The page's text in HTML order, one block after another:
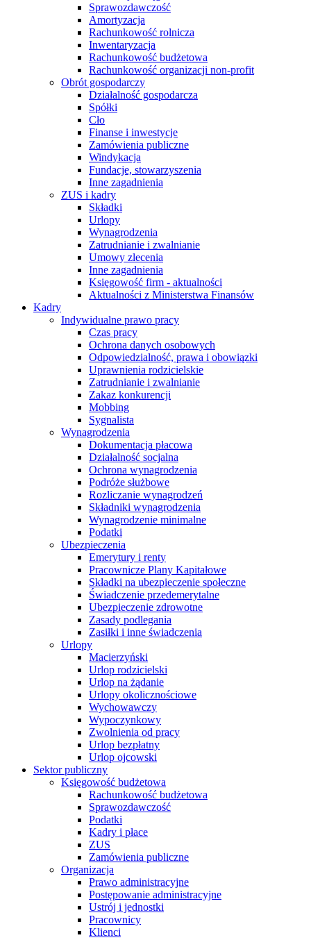
Sprawozdawczość
Amortyzacja
Rachunkowość rolnicza
Inwentaryzacja
Rachunkowość budżetowa
Rachunkowość organizacji non-profit
Obrót gospodarczy
Działalność gospodarcza
Spółki
Cło
Finanse i inwestycje
Zamówienia publiczne
Windykacja
Fundacje, stowarzyszenia
Inne zagadnienia
ZUS i kadry
Składki
Urlopy
Wynagrodzenia
Zatrudnianie i zwalnianie
Umowy zlecenia
Inne zagadnienia
Księgowość firm - aktualności
Aktualności z Ministerstwa Finansów
Kadry
Indywidualne prawo pracy
Czas pracy
Ochrona danych osobowych
Odpowiedzialność, prawa i obowiązki
Uprawnienia rodzicielskie
Zatrudnianie i zwalnianie
Zakaz konkurencji
Mobbing
Sygnalista
Wynagrodzenia
Dokumentacja płacowa
Działalność socjalna
Ochrona wynagrodzenia
Podróże służbowe
Rozliczanie wynagrodzeń
Składniki wynagrodzenia
Wynagrodzenie minimalne
Podatki
Ubezpieczenia
Emerytury i renty
Pracownicze Plany Kapitałowe
Składki na ubezpieczenie społeczne
Świadczenie przedemerytalne
Ubezpieczenie zdrowotne
Zasady podlegania
Zasiłki i inne świadczenia
Urlopy
Macierzyński
Urlop rodzicielski
Urlop na żądanie
Urlopy okolicznościowe
Wychowawczy
Wypoczynkowy
Zwolnienia od pracy
Urlop bezpłatny
Urlop ojcowski
Sektor publiczny
Księgowość budżetowa
Rachunkowość budżetowa
Sprawozdawczość
Podatki
Kadry i płace
ZUS
Zamówienia publiczne
Organizacja
Prawo administracyjne
Postępowanie administracyjne
Ustrój i jednostki
Pracownicy
Klienci